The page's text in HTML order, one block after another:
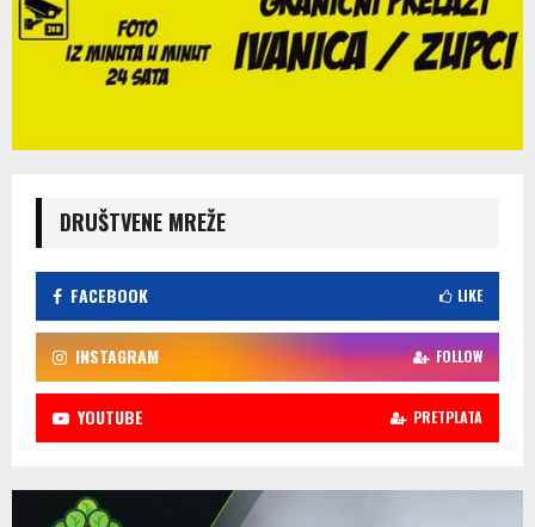
DRUŠTVENE MREŽE
FACEBOOK LIKE
INSTAGRAM FOLLOW
YOUTUBE PRETPLATA